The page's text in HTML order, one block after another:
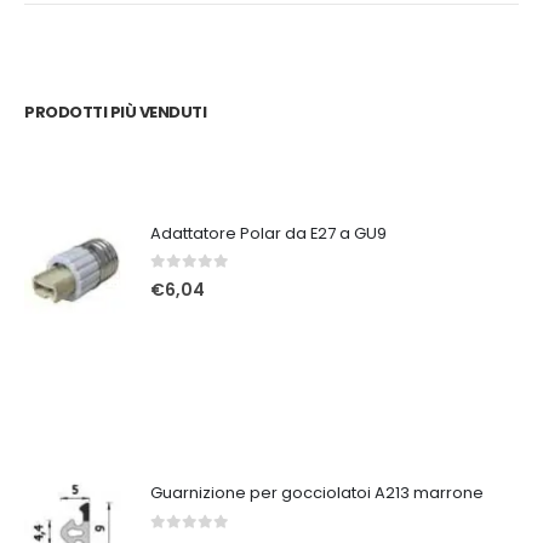
PRODOTTI PIÙ VENDUTI
Adattatore Polar da E27 a GU9
0Su 5
€6,04
Guarnizione per gocciolatoi A213 marrone